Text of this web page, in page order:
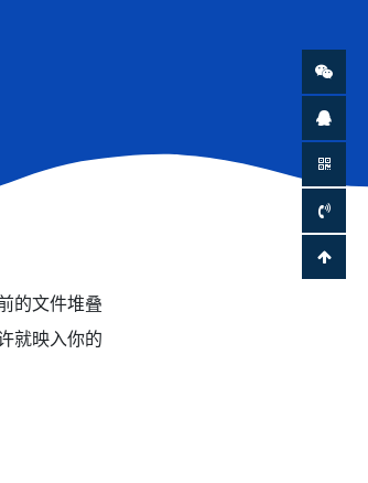
的文件堆叠
就映入你的